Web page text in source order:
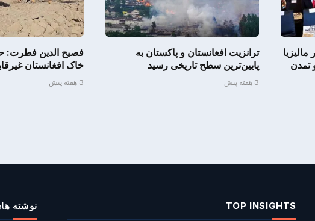
تمدن
ترانزیت افغانستان و پاکستان به
پایین‌ترین سطح تاریخی رسید
3 هفته پیش
فصیح الدین فطرت:
خاک افغانستان
3 هفته پیش
TOP INSIGHTS نوشته‌